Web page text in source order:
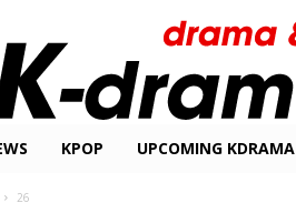
KPOP UPCOMING KDRAMA
26